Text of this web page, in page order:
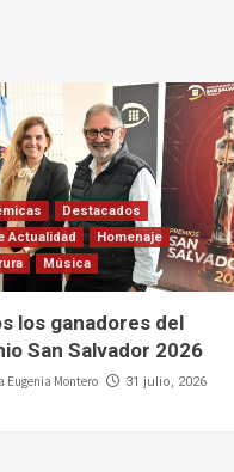
Destacados
Actualidad
Homenaje
Música
los ganadores del
San Salvador 2026
Eugenia Montero 31 julio, 2026